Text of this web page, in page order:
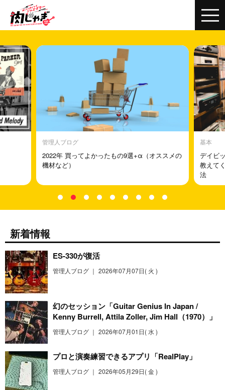
管理人ブログ
2022年 買ってよかったもの9選+α（オススメの
機材など）
基本
デイビ
教えて
法
新着情報
ES-330が復活
管理人ブログ ｜ 2026年07月07日( 火 )
幻のセッション「Guitar Genius In Japan /
Kenny Burrell, Attila Zoller, Jim Hall（1970）」
管理人ブログ ｜ 2026年07月01日( 水 )
プロと演奏練習できるアプリ「RealPlay」
管理人ブログ ｜ 2026年05月29日( 金 )